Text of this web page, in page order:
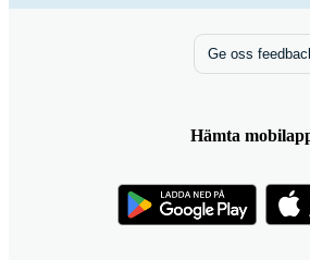
Ge oss
Hämta